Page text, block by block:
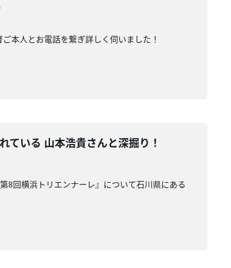
本人とお電話を繋ぎ詳しく伺いました！
ている 山本浩貴さんと深掘り！
8回横浜トリエンナーレ』について石川県にある